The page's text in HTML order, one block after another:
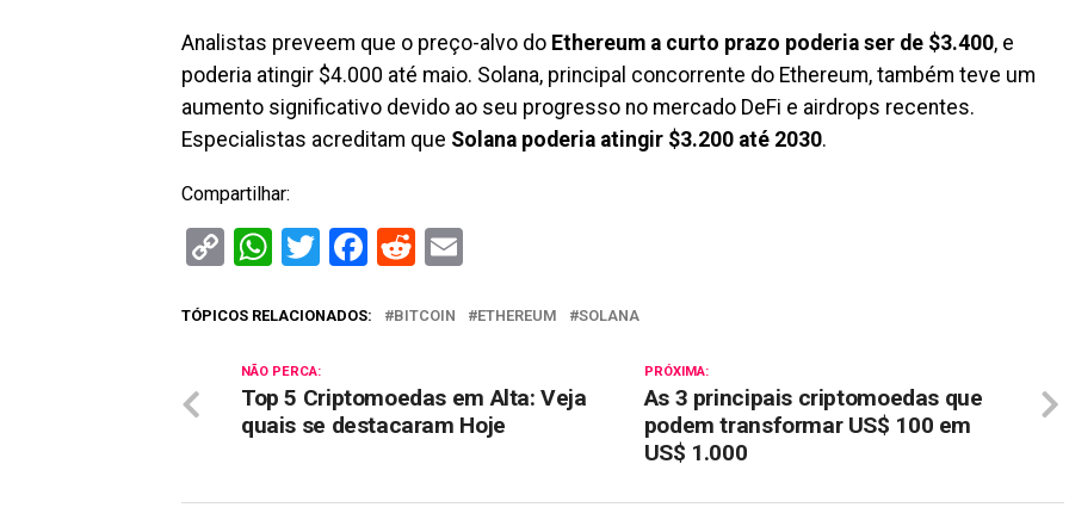
Analistas preveem que o preço-alvo do Ethereum a curto prazo poderia ser de $3.400, e
poderia atingir $4.000 até maio. Solana, principal concorrente do Ethereum, também teve um
aumento significativo devido ao seu progresso no mercado DeFi e airdrops recentes.
Especialistas acreditam que Solana poderia atingir $3.200 até 2030.
Compartilhar:
CopyWhatsApp
Twitter
Facebook
Reddit
TÓPICOS RELACIONADOS: BITCOIN ETHEREUM SOLANA
PRÓXIMA:
As 3 principais criptomoedas que
podem transformar US$ 100 em
US$ 1.000
NÃO PERCA:
Top 5 Criptomoedas em Alta: Veja
quais se destacaram Hoje